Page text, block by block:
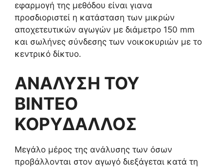
εφαρμογή της μεθόδου είναι γιανα
προσδιοριστεί η κατάσταση των μικρών
αποχετευτικών αγωγών με διάμετρο 150 mm
και σωλήνες σύνδεσης των νοικοκυριών με το
κεντρικό δίκτυο.
ΑΝΑΛΥΣΗ ΤΟΥ
ΒΙΝΤΕΟ
ΚΟΡΥΔΑΛΛΟΣ
Μεγάλο μέρος της ανάλυσης των όσων
προβάλλονται στον αγωγό διεξάγεται κατά τη